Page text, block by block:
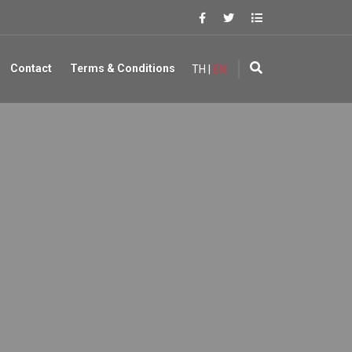
Contact Terms & Conditions TH EN